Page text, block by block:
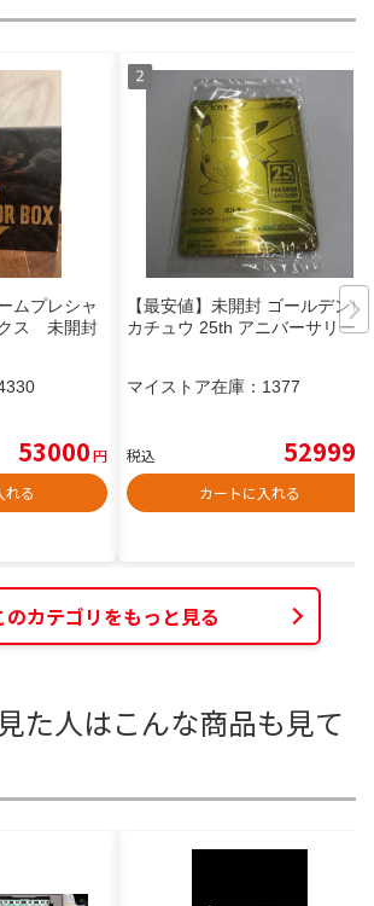
ムプレシャ
ス 未開封
53000円
れる
【最安値】未開封 ゴールデンピ
カチュウ 25th アニバーサリー
マイストア在庫： 1377
税込 52999
カートに入れる
のカテゴリをもっと見る
た人はこんな商品も見て